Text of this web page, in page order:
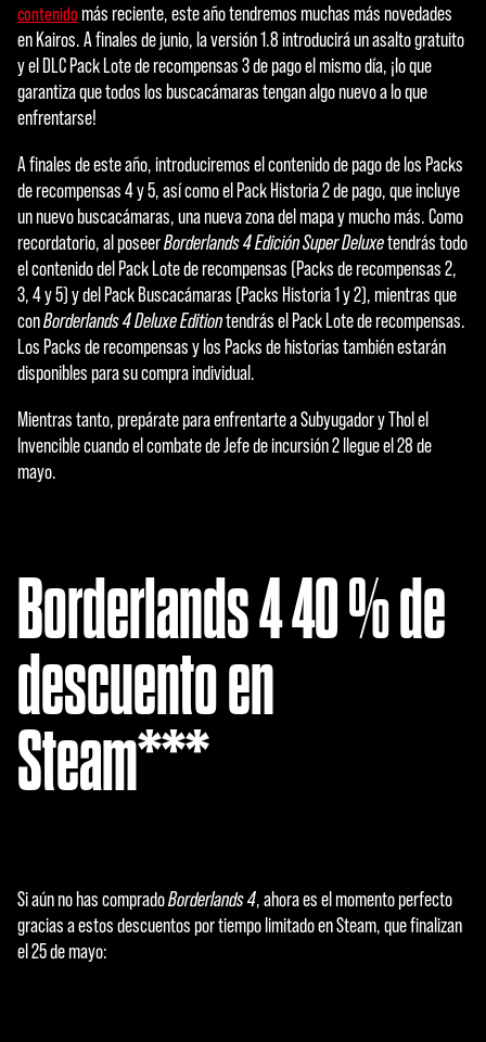
contenido más reciente, este año tendremos muchas más novedades
en Kairos. A finales de junio, la versión 1.8 introducirá un asalto gratuito
y el DLC Pack Lote de recompensas 3 de pago el mismo día, ¡lo que
garantiza que todos los buscacámaras tengan algo nuevo a lo que
enfrentarse!
A finales de este año, introduciremos el contenido de pago de los Packs
de recompensas 4 y 5, así como el Pack Historia 2 de pago, que incluye
un nuevo buscacámaras, una nueva zona del mapa y mucho más. Como
recordatorio, al poseerBorderlands 4 Edición Super Deluxetendrás todo
el contenido del Pack Lote de recompensas (Packs de recompensas 2,
3, 4 y 5) y del Pack Buscacámaras (Packs Historia 1 y 2), mientras que
conBorderlands 4 Deluxe Editiontendrás el Pack Lote de recompensas.
Los Packs de recompensas y los Packs de historias también estarán
disponibles para su compra individual.
Mientras tanto, prepárate para enfrentarte a Subyugador y Thol el
Invencible cuando el combate de Jefe de incursión 2 llegue el 28 de
mayo.
Borderlands 4 40 % de
descuento en
Steam***
Si aún no has compradoBorderlands 4, ahora es el momento perfecto
gracias a estos descuentos por tiempo limitado en Steam, que finalizan
el 25 de mayo: